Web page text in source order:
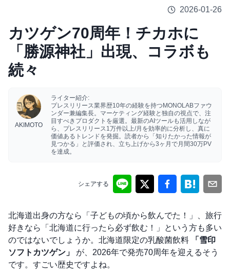
2026-01-26
カツゲン70周年！チカホに
「勝源神社」出現、コラボも
続々
AKIMOTO
ライター紹介:
プレスリリース業界歴10年の経験を持つMONOLABファウ
ンダー兼編集長。マーケティング経験と独自の視点で、注
目すべきプロダクトを厳選。最新のAIツールも活用しなが
ら、プレスリリース1万件以上/月を効率的に分析し、真に
価値あるトレンドを発掘。読者から「知りたかった情報が
見つかる」と評価され、立ち上げから3ヶ月で月間30万PV
を達成。
シェアする
北海道出身の方なら「子どもの頃から飲んでた！」、旅行
好きなら「北海道に行ったら必ず飲む！」という方も多い
のではないでしょうか。北海道限定の乳酸菌飲料
「雪印
ソフトカツゲン」
が、2026年で発売70周年を迎えるそう
です。すごい歴史ですよね。